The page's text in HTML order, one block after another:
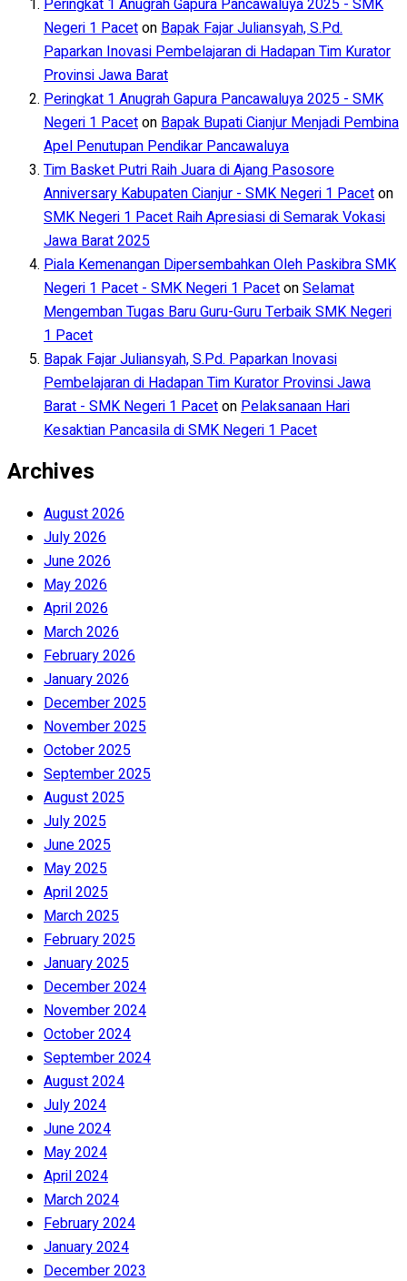
Peringkat 1 Anugrah Gapura Pancawaluya 2025 - SMK
Negeri 1 PacetonBapak Fajar Juliansyah, S.Pd.
Paparkan Inovasi Pembelajaran di Hadapan Tim Kurator
Provinsi Jawa Barat
Peringkat 1 Anugrah Gapura Pancawaluya 2025 - SMK
Negeri 1 PacetonBapak Bupati Cianjur Menjadi Pembina
Apel Penutupan Pendikar Pancawaluya
Tim Basket Putri Raih Juara di Ajang Pasosore
Anniversary Kabupaten Cianjur - SMK Negeri 1 Paceton
SMK Negeri 1 Pacet Raih Apresiasi di Semarak Vokasi
Jawa Barat 2025
Piala Kemenangan Dipersembahkan Oleh Paskibra SMK
Negeri 1 Pacet - SMK Negeri 1 PacetonSelamat
Mengemban Tugas Baru Guru-Guru Terbaik SMK Negeri
1 Pacet
Bapak Fajar Juliansyah, S.Pd. Paparkan Inovasi
Pembelajaran di Hadapan Tim Kurator Provinsi Jawa
Barat - SMK Negeri 1 PacetonPelaksanaan Hari
Kesaktian Pancasila di SMK Negeri 1 Pacet
Archives
August 2026
July 2026
June 2026
May 2026
April 2026
March 2026
February 2026
January 2026
December 2025
November 2025
October 2025
September 2025
August 2025
July 2025
June 2025
May 2025
April 2025
March 2025
February 2025
January 2025
December 2024
November 2024
October 2024
September 2024
August 2024
July 2024
June 2024
May 2024
April 2024
March 2024
February 2024
January 2024
December 2023